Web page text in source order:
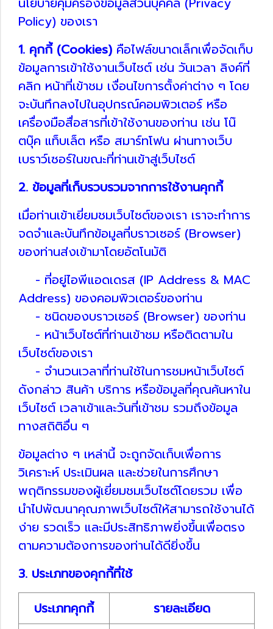
Policy) ของเรา
1. คุกกี้ (Cookies) คือไฟล์ขนาดเล็กเพื่อจัดเก็บ
ข้อมูลการเข้าใช้งานเว็บไซต์ เช่น วันเวลา ลิงค์ที่
คลิก หน้าที่เข้าชม เงื่อนไขการตั้งค่าต่าง ๆ โดย
จะบันทึกลงไปในอุปกรณ์คอมพิวเตอร์ หรือ
เครื่องมือสื่อสารที่เข้าใช้งานของท่าน เช่น โน๊
ตบุ๊ค แท็บเล็ต หรือ สมาร์ทโฟน ผ่านทางเว็บ
เบราว์เซอร์ในขณะที่ท่านเข้าสู่เว็บไซต์
2. ข้อมูลที่เก็บรวบรวมจากการใช้งานคุกกี้
เมื่อท่านเข้าเยี่ยมชมเว็บไซต์ของเรา เราจะทำการ
จดจำและบันทึกข้อมูลที่บราวเซอร์ (Browser)
ของท่านส่งเข้ามาโดยอัตโนมัติ
- ที่อยู่ไอพีแอดเดรส (IP Address & MAC
Address) ของคอมพิวเตอร์ของท่าน
- ชนิดของบราวเซอร์ (Browser) ของท่าน
- หน้าเว็บไซต์ที่ท่านเข้าชม หรือติดตามใน
เว็บไซต์ของเรา
- จำนวนเวลาที่ท่านใช้ในการชมหน้าเว็บไซต์
ดังกล่าว สินค้า บริการ หรือข้อมูลที่คุณค้นหาใน
เว็บไซต์ เวลาเข้าและวันที่เข้าชม รวมถึงข้อมูล
ทางสถิติอื่น ๆ
ข้อมูลต่าง ๆ เหล่านี้ จะถูกจัดเก็บเพื่อการ
วิเคราะห์ ประเมินผล และช่วยในการศึกษา
พฤติกรรมของผู้เยี่ยมชมเว็บไซต์โดยรวม เพื่อ
นำไปพัฒนาคุณภาพเว็บไซต์ให้สามารถใช้งานได้
ง่าย รวดเร็ว และมีประสิทธิภาพยิ่งขึ้นเพื่อตรง
ตามความต้องการของท่านได้ดียิ่งขึ้น
3. ประเภทของคุกกี้ที่ใช้
ประเภทคุกกี้
รายละเอียด